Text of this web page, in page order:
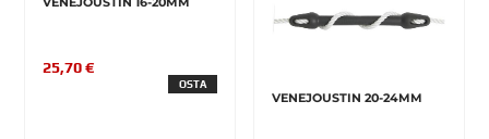
25,70 €
OSTA
VENEJOUSTIN 20-24MM